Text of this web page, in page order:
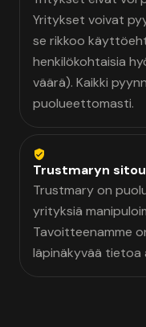
Yritykset voivat
se rikkoo
henkilökohtaisia
väärä). Kaikki
puolueettomasti.
Trustmaryn
Trustmary on
yrityksiä
Tavoitteenamme
läpinäkyvää tietoa